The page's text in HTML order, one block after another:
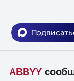
ABBYY